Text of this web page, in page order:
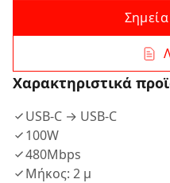
Χαρακτηριστικά
USB-C → USB-C
100W
480Mbps
Μήκος: 2 μ